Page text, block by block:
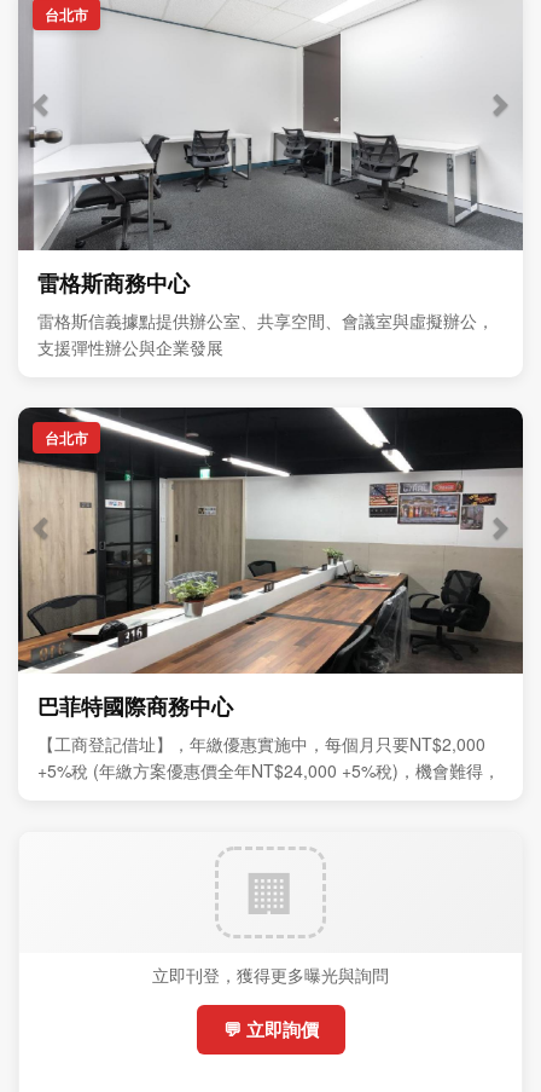
台北市
雷格斯商務中心
雷格斯信義據點提供辦公室、共享空間、會議室與虛擬辦公，
支援彈性辦公與企業發展
台北市
巴菲特國際商務中心
【工商登記借址】，年繳優惠實施中，每個月只要NT$2,000
+5%稅 (年繳方案優惠價全年NT$24,000 +5%稅)，機會難得，
立即刊登，獲得更多曝光與詢問
💬 立即詢價